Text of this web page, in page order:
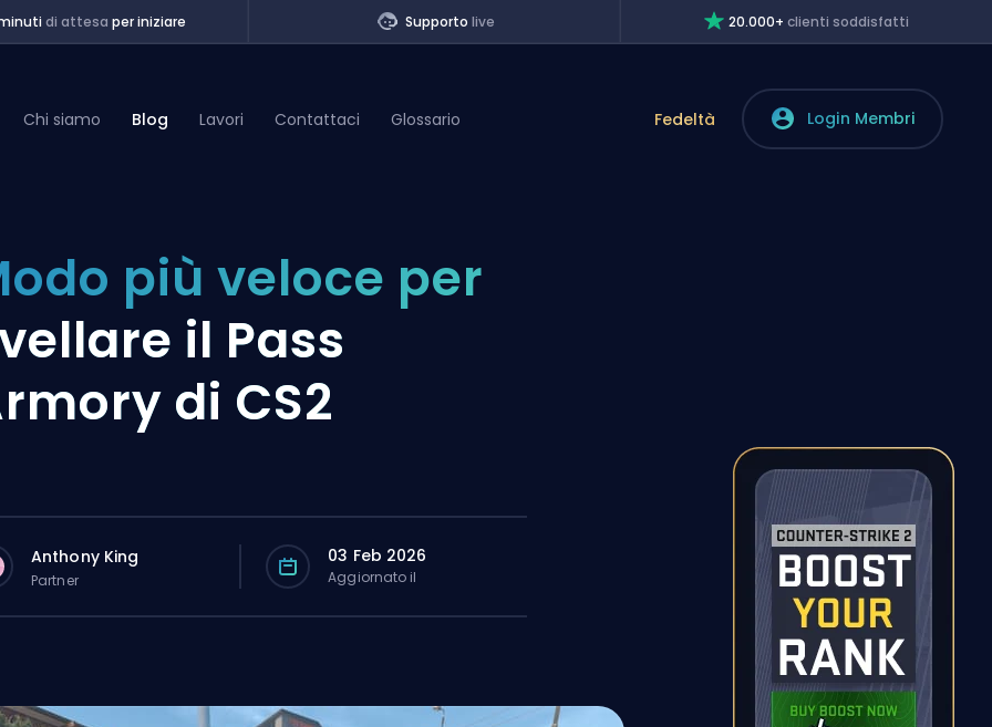
di attesa per iniziare Supporto live 20.000+clienti soddisfatti
Chi siamo Blog Lavori Contattaci Glossario Fedeltà Login Membri
più veloce per
il Pass
di CS2
Anthony King
Partner
03 Feb 2026
Aggiornato il